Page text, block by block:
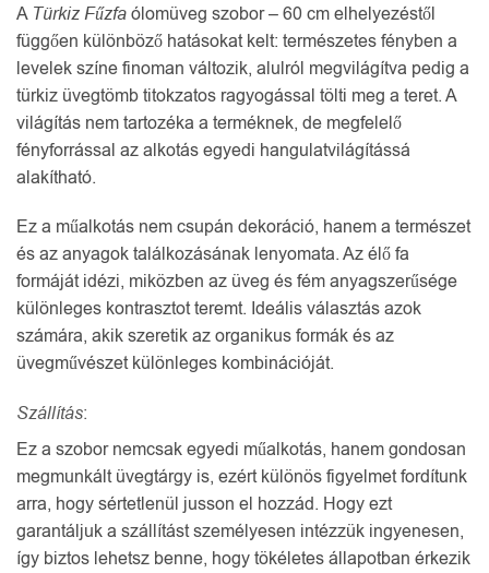
A Türkiz Fűzfaólomüveg szobor – 60 cm elhelyezéstől
függően különböző hatásokat kelt: természetes fényben a
levelek színe finoman változik, alulról megvilágítva pedig a
türkiz üvegtömb titokzatos ragyogással tölti meg a teret. A
világítás nem tartozéka a terméknek, de megfelelő
fényforrással az alkotás egyedi hangulatvilágítássá
alakítható.
Ez a műalkotás nem csupán dekoráció, hanem a természet
és az anyagok találkozásának lenyomata. Az élő fa
formáját idézi, miközben az üveg és fém anyagszerűsége
különleges kontrasztot teremt. Ideális választás azok
számára, akik szeretik az organikus formák és az
üvegművészet különleges kombinációját.
Szállítás:
Ez a szobor nemcsak egyedi műalkotás, hanem gondosan
megmunkált üvegtárgy is, ezért különös figyelmet fordítunk
arra, hogy sértetlenül jusson el hozzád. Hogy ezt
garantáljuk a szállítást személyesen intézzük ingyenesen,
így biztos lehetsz benne, hogy tökéletes állapotban érkezik